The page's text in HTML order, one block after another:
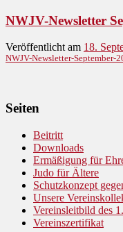
NWJV-Newsletter
Veröffentlicht am 18.
NWJV-Newsletter-September-
Seiten
Beitritt
Downloads
Ermäßigung für
Judo für Ältere
Schutzkonzept
Unsere
Vereinsleitbild des
Vereinszertifikat